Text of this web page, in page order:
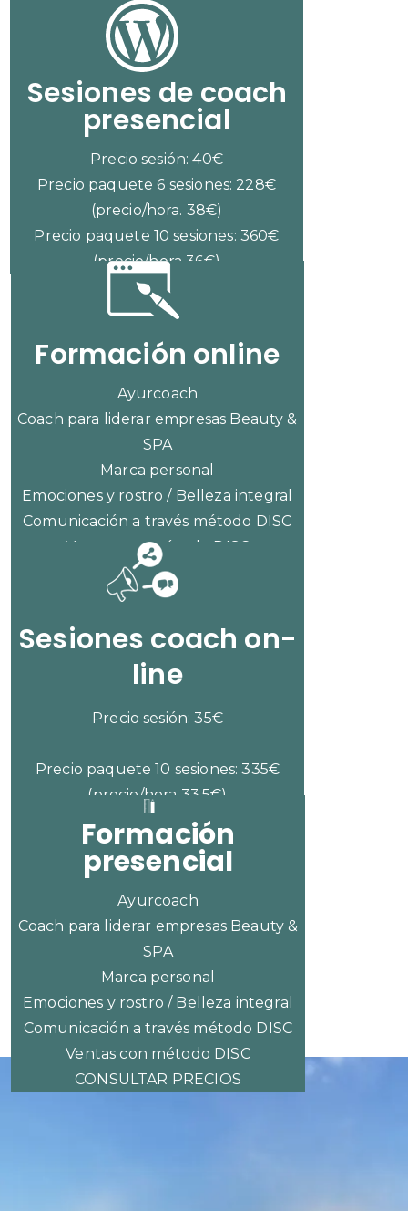
Sesiones de coach
presencial
Precio sesión: 40€
Precio paquete 6 sesiones: 228€
(precio/hora. 38€)
Precio paquete 10 sesiones: 360€
(precio/hora 36€)
Formación online
Ayurcoach
Coach para liderar empresas Beauty &
SPA
Marca personal
Emociones y rostro / Belleza integral
Comunicación a través método DISC
Ventas con método DISC
CONSULTAR PRECIOS
Sesiones coach on-
line
Precio sesión: 35€
Precio paquete 10 sesiones: 335€
(precio/hora 33,5€)
Formación
presencial
Ayurcoach
Coach para liderar empresas Beauty &
SPA
Marca personal
Emociones y rostro / Belleza integral
Comunicación a través método DISC
Ventas con método DISC
CONSULTAR PRECIOS